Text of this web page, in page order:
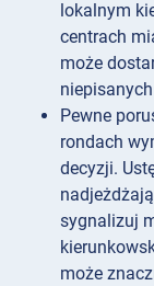
lokalnym
centrach
może
Pewne
rondach
decyzji.
sygnalizuj
może